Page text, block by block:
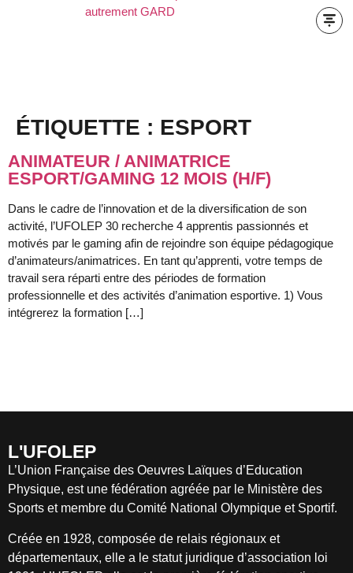
ÉTIQUETTE : ESPORT
ANIMATEUR / ANIMATRICE
ESPORT/GAMING 12 MOIS (H/F)
Dans le cadre de l’innovation et de la diversification de son
activité, l’UFOLEP 30 recherche 4 apprentis passionnés et
motivés par le gaming afin de rejoindre son équipe pédagogique
d’animateurs/animatrices. En tant qu’apprenti, votre temps de
travail sera réparti entre des périodes de formation
professionnelle et des activités d’animation esportive. 1) Vous
intégrerez la formation […]
L'UFOLEP
L’Union Française des Oeuvres Laïques d’Education
Physique, est une fédération agréée par le Ministère des
Sports et membre du Comité National Olympique et Sportif.
Créée en 1928, composée de relais régionaux et
départementaux, elle a le statut juridique d’association loi